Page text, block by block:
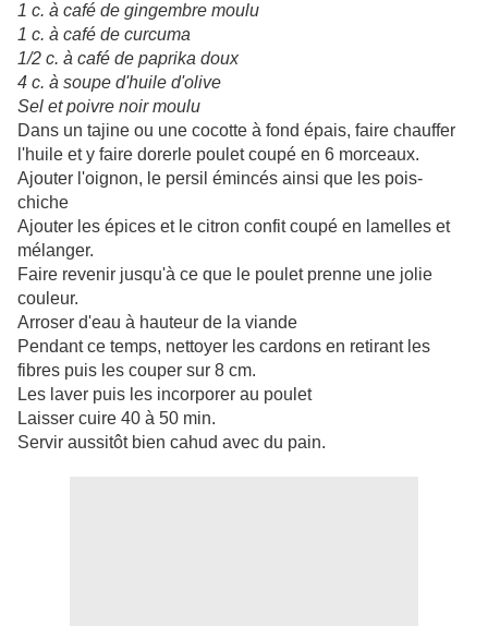
1 c. à café de gingembre moulu
1 c. à café de curcuma
1/2 c. à café de paprika doux
4 c. à soupe d'huile d'olive
Sel et poivre noir moulu
Dans un tajine ou une cocotte à fond épais, faire chauffer
l'huile et y faire dorerle poulet coupé en 6 morceaux.
Ajouter l'oignon, le persil émincés ainsi que les pois-
chiche
Ajouter les épices et le citron confit coupé en lamelles et
mélanger.
Faire revenir jusqu'à ce que le poulet prenne une jolie
couleur.
Arroser d'eau à hauteur de la viande
Pendant ce temps, nettoyer les cardons en retirant les
fibres puis les couper sur 8 cm.
Les laver puis les incorporer au poulet
Laisser cuire 40 à 50 min.
Servir aussitôt bien cahud avec du pain.